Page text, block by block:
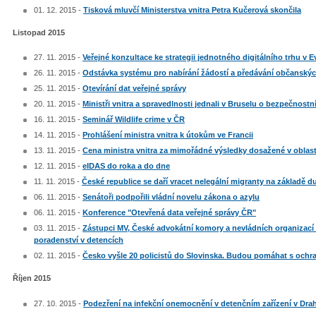
01. 12. 2015 - Tisková mluvčí Ministerstva vnitra Petra Kučerová skončila
Listopad 2015
27. 11. 2015 - Veřejné konzultace ke strategii jednotného digitálního trhu v
26. 11. 2015 - Odstávka systému pro nabírání žádostí a předávání
25. 11. 2015 - Otevírání dat veřejné správy
20. 11. 2015 - Ministři vnitra a spravedlnosti jednali v Bruselu o
16. 11. 2015 - Seminář Wildlife crime v ČR
14. 11. 2015 - Prohlášení ministra vnitra k útokům ve Francii
13. 11. 2015 - Cena ministra vnitra za mimořádné výsledky dosažené v
12. 11. 2015 - eIDAS do roka a do dne
11. 11. 2015 - České republice se daří vracet nelegální migranty na základě
06. 11. 2015 - Senátoři podpořili vládní novelu zákona o azylu
06. 11. 2015 - Konference "Otevřená data veřejné správy ČR"
03. 11. 2015 - Zástupci MV, České advokátní komory a nevládních
poradenství v detencích
02. 11. 2015 - Česko vyšle 20 policistů do Slovinska. Budou pomáhat s
Říjen 2015
27. 10. 2015 - Podezření na infekční onemocnění v detenčním zařízení v